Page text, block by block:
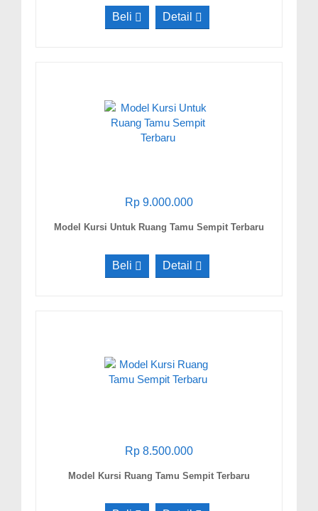
Beli Detail
Rp 9.000.000
Model Kursi Untuk Ruang Tamu Sempit Terbaru
Beli Detail
Rp 8.500.000
Model Kursi Ruang Tamu Sempit Terbaru